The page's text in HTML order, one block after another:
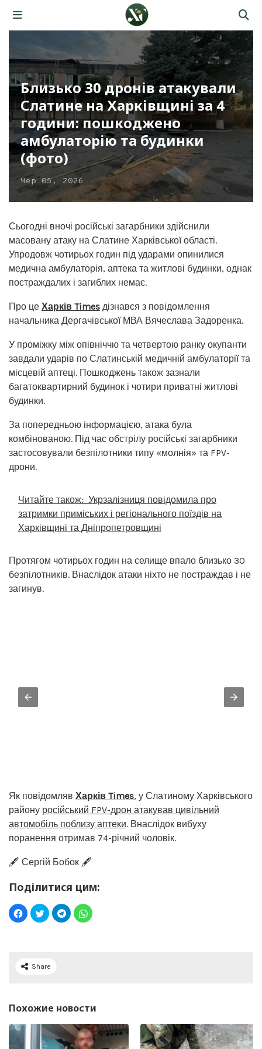
Близько 30 дронів атакували
Слатине на Харківщині за 4
години: пошкоджено
амбулаторію та будинки
(фото)
Чер 05, 2026
Сьогодні вночі російські загарбники здійснили
масовану атаку на Слатине Харківської області.
Упродовж чотирьох годин під ударами опинилися
медична амбулаторія, аптека та житлові будинки, однак
постраждалих і загиблих немає.
Про це Харків Times дізнався з повідомлення
начальника Дергачівської МВА Вячеслава Задоренка.
У проміжку між опівніччю та четвертою ранку окупанти
завдали ударів по Слатинській медичній амбулаторії та
місцевій аптеці. Пошкоджень також зазнали
багатоквартирний будинок і чотири приватні житлові
будинки.
За попередньою інформацією, атака була
комбінованою. Під час обстрілу російські загарбники
застосовували безпілотники типу «молнія» та FPV-
дрони.
Читайте також: Укрзалізниця повідомила про
затримки приміських і регіонального поїздів на
Харківщині та Дніпропетровщині
Протягом чотирьох годин на селище впало близько 30
безпілотників. Внаслідок атаки ніхто не постраждав і не
загинув.
Як повідомляв Харків Times, у Слатиному Харківського
району російський FPV-дрон атакував цивільний
автомобіль поблизу аптеки. Внаслідок вибуху
поранення отримав 74-річний чоловік.
🖋️ Сергій Бобок 🖋️
Поділитися цим:
Share
Похожие новости